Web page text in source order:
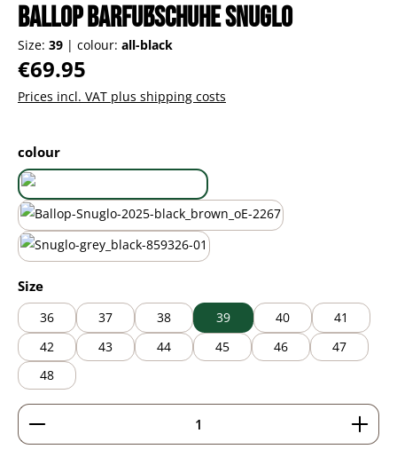
Ballop Barfußschuhe Snuglo
Size: 39 | colour: all-black
Regular price:
€69.95
Prices incl. VAT plus shipping costs
Select
colour
all-black
black/brown
Select
Size
36 37 38 39 40
41
42
43 44 45 46
47
48
Product Quantity: Enter the desired amount or